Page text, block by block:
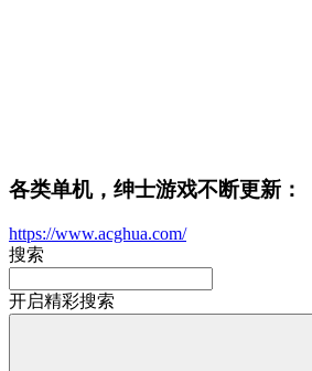
各类单机，绅士游戏不断更新：
https://www.acghua.com/
搜索
开启精彩搜索